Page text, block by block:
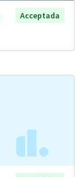
Acceptada